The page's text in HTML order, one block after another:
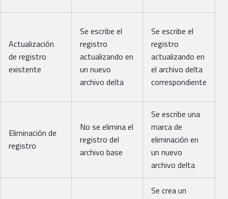
Actualización
de registro
existente
Se escribe el
registro
actualizando en
un nuevo
archivo delta
Se escribe el
registro
actualizando en
el archivo delta
correspondiente
Eliminación de
registro
No se elimina el
registro del
archivo base
Se escribe una
marca de
eliminación en
un nuevo
archivo delta
Se crea un